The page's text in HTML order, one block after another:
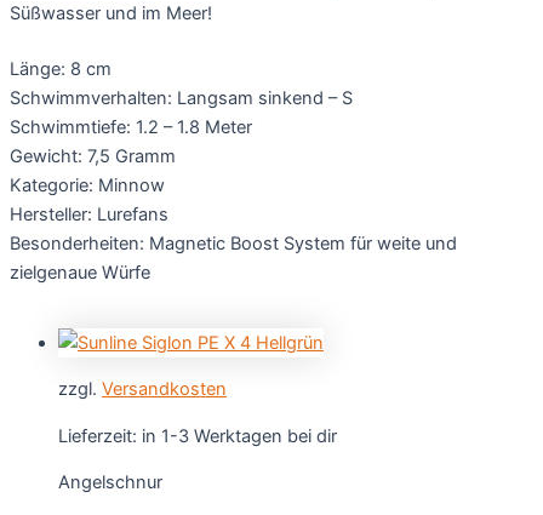
Süßwasser und im Meer!
Länge: 8 cm
Schwimmverhalten: Langsam sinkend – S
Schwimmtiefe: 1.2 – 1.8 Meter
Gewicht: 7,5 Gramm
Kategorie: Minnow
Hersteller: Lurefans
Besonderheiten: Magnetic Boost System für weite und
zielgenaue Würfe
zzgl. Versandkosten
Lieferzeit: in 1-3 Werktagen bei dir
Angelschnur